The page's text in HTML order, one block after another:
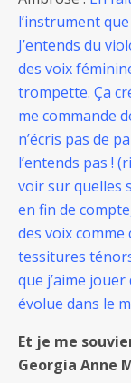
l’instrument
J’entends du
des voix
trompette. Ça
me commande
n’écris pas de
l’entends pas !
voir sur quelles
en fin de
des voix comme
tessitures
que j’aime
évolue dans le
Et je me
Georgia Anne